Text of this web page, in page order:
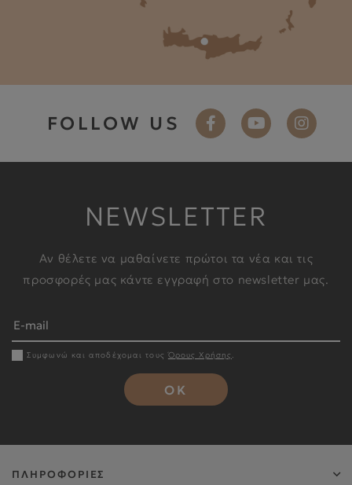
FOLLOW US
NEWSLETTER
Αν θέλετε να μαθαίνετε πρώτοι τα νέα και τις
προσφορές μας κάντε εγγραφή στο newsletter μας.
Συμφωνώ και αποδέχομαι τουςΌρους Χρήσης .
OK
ΠΛΗΡΟΦΟΡΙΕΣ